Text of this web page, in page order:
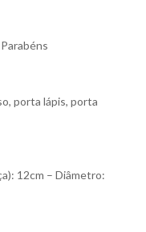
porta lápis, porta
12cm – Diâmetro: